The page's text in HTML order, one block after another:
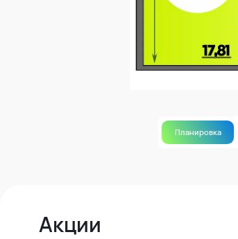
Планировка
Акции